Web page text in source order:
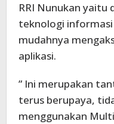
RRI Nunukan yaitu
teknologi
mudahnya
aplikasi.
” Ini merupakan
terus berupaya,
menggunakan